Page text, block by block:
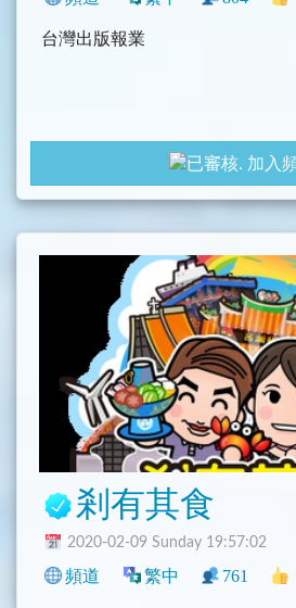
台灣出版報業
加入
剎有其食
2020-02-09 Sunday 19:57:02
頻道 繁中 761